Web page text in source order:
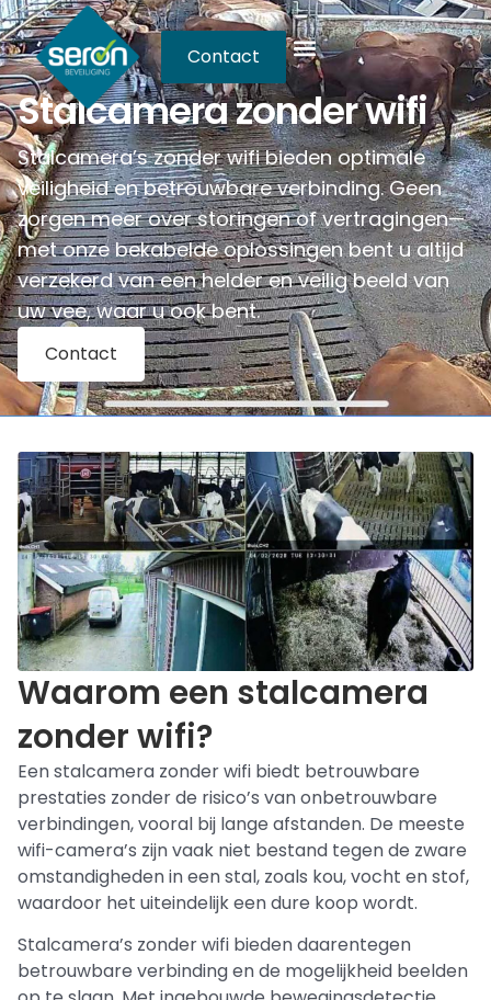
Contact
Stalcamera zonder wifi
Stalcamera’s zonder wifi bieden optimale
veiligheid en betrouwbare verbinding. Geen
zorgen meer over storingen of vertragingen—
met onze bekabelde oplossingen bent u altijd
verzekerd van een helder en veilig beeld van
uw vee, waar u ook bent.
Contact
Waarom een stalcamera
zonder wifi?
Een stalcamera zonder wifi biedt betrouwbare
prestaties zonder de risico’s van onbetrouwbare
verbindingen, vooral bij lange afstanden. De meeste
wifi-camera’s zijn vaak niet bestand tegen de zware
omstandigheden in een stal, zoals kou, vocht en stof,
waardoor het uiteindelijk een dure koop wordt.
Stalcamera’s zonder wifi bieden daarentegen
betrouwbare verbinding en de mogelijkheid beelden